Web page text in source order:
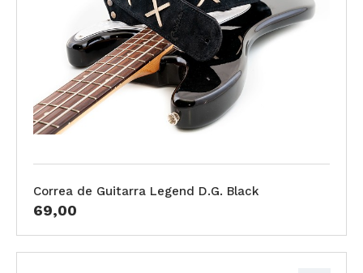
Correa de Guitarra Legend D.G. Black
69,00